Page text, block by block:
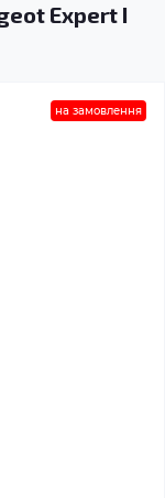
Expert I
на замовлення